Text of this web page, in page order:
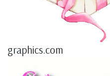
graphics.com